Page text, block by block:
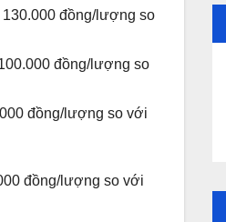
130.000 đồng/lượng so
đồng/lượng so
đồng/lượng so với
đồng/lượng so với